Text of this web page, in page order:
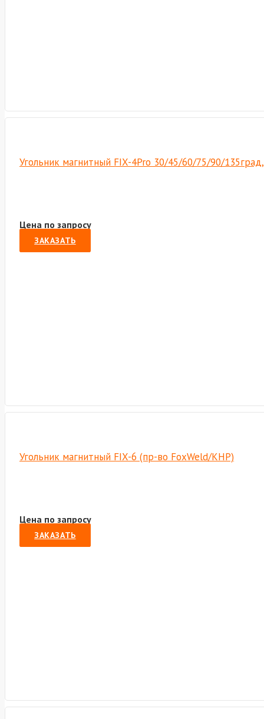
Угольник магнитный FIX-4Pro 30/45/60/75/90/
Цена по запросу
ЗАКАЗАТЬ
Угольник магнитный FIX-6 (пр-во FoxWeld/КНР)
Цена по запросу
ЗАКАЗАТЬ